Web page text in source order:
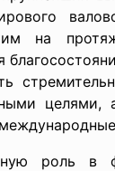
на
роль в